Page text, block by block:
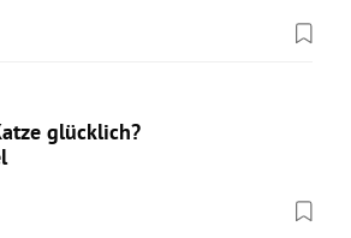
glücklich?